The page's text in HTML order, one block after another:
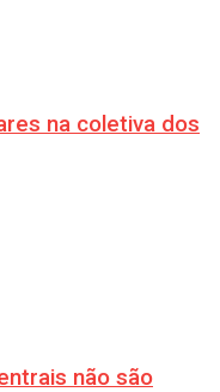
na coletiva dos
não são